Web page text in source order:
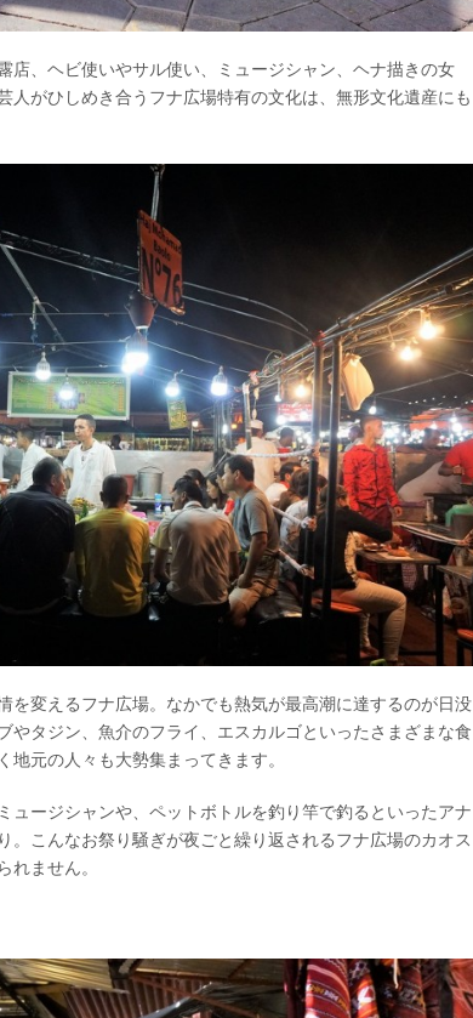
店、ヘビ使いやサル使い、ミュージシャン、ヘナ描きの女
人がひしめき合うフナ広場特有の文化は、無形文化遺産にも
を変えるフナ広場。なかでも熱気が最高潮に達するのが日没
やタジン、魚介のフライ、エスカルゴといったさまざまな食
元の人々も大勢集まってきます。
ュージシャンや、ペットボトルを釣り竿で釣るといったアナ
。こんなお祭り騒ぎが夜ごと繰り返されるフナ広場のカオス
れません。